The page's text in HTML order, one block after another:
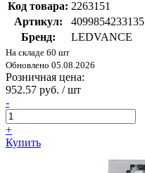
Код товара: 2263151
Артикул:
4099854233135
Бренд:
LEDVANCE
На складе 60 шт
Обновлено 05.08.2026
Розничная цена:
952.57 руб. / шт
-
+
Купить